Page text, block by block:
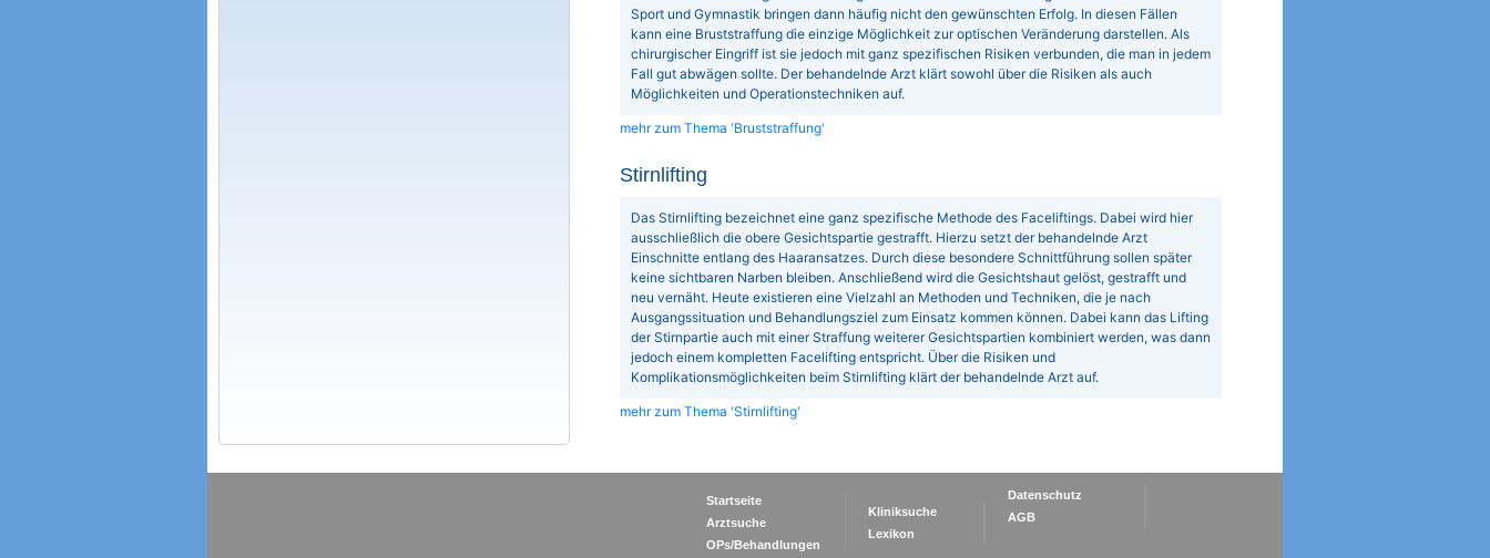
Sport und Gymnastik bringen dann häufig nicht den gewünschten Erfolg. In diesen Fällen
kann eine Bruststraffung die einzige Möglichkeit zur optischen Veränderung darstellen. Als
chirurgischer Eingriff ist sie jedoch mit ganz spezifischen Risiken verbunden, die man in jedem
Fall gut abwägen sollte. Der behandelnde Arzt klärt sowohl über die Risiken als auch
Möglichkeiten und Operationstechniken auf.
mehr zum Thema 'Bruststraffung'
Stirnlifting
Das Stirnlifting bezeichnet eine ganz spezifische Methode des Faceliftings. Dabei wird hier
ausschließlich die obere Gesichtspartie gestrafft. Hierzu setzt der behandelnde Arzt
Einschnitte entlang des Haaransatzes. Durch diese besondere Schnittführung sollen später
keine sichtbaren Narben bleiben. Anschließend wird die Gesichtshaut gelöst, gestrafft und
neu vernäht. Heute existieren eine Vielzahl an Methoden und Techniken, die je nach
Ausgangssituation und Behandlungsziel zum Einsatz kommen können. Dabei kann das Lifting
der Stirnpartie auch mit einer Straffung weiterer Gesichtspartien kombiniert werden, was dann
jedoch einem kompletten Facelifting entspricht. Über die Risiken und
Komplikationsmöglichkeiten beim Stirnlifting klärt der behandelnde Arzt auf.
mehr zum Thema 'Stirnlifting'
Startseite
Arztsuche
OPs/Behandlungen
Kliniksuche
Lexikon
Datenschutz
AGB